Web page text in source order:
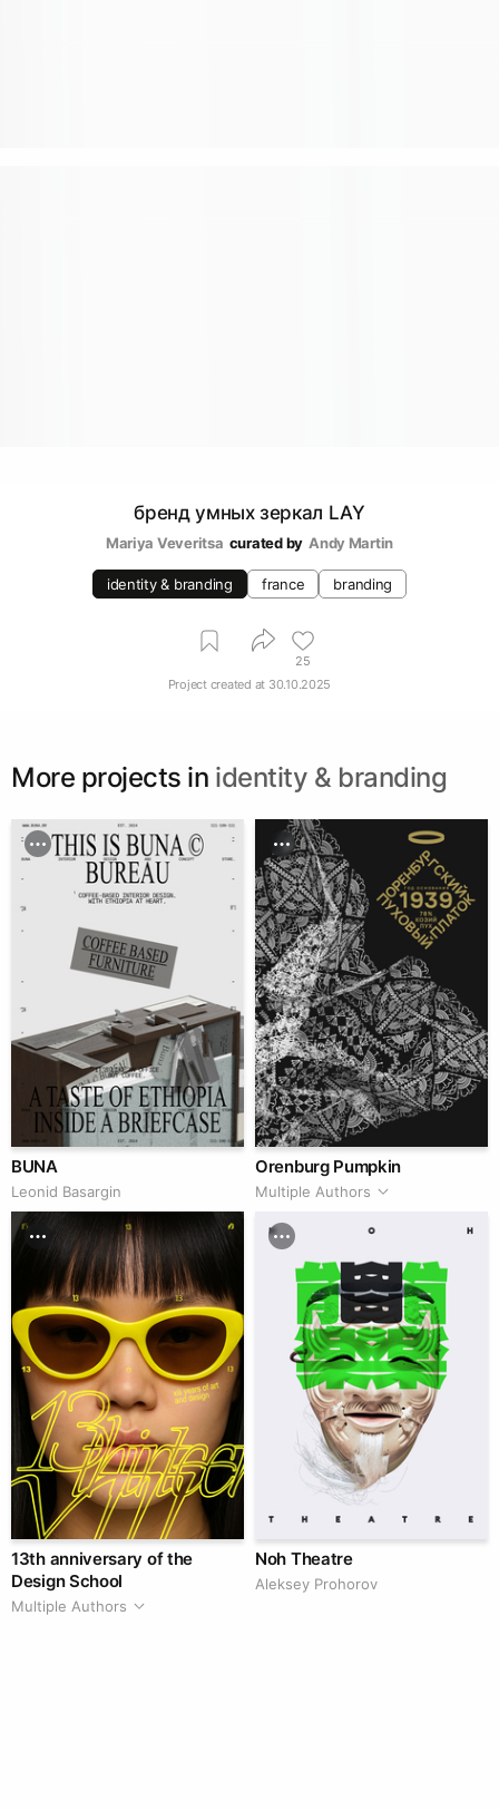
бренд умных зеркал LAY
Mariya Veveritsa curated by Andy Martin
identity & branding france branding
25
Project created at 30.10.2025
More projects in identity & branding
BUNA
Leonid Basargin
Orenburg Pumpkin
Multiple Authors
13th anniversary of the
Design School
Multiple Authors
Noh Theatre
Aleksey Prohorov